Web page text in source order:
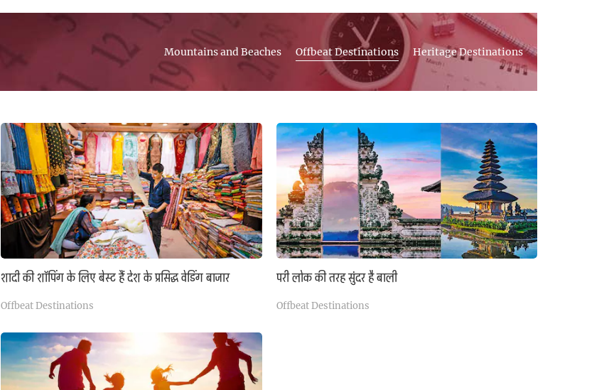
Mountains and Beaches Offbeat Destinations Heritage Destinations
शादी की शॉपिंग के लिए बेस्ट हैं देश के प्रसिद्ध वेडिंग बाजार
Offbeat Destinations
परी लोक की तरह सुंदर है बाली
Offbeat Destinations